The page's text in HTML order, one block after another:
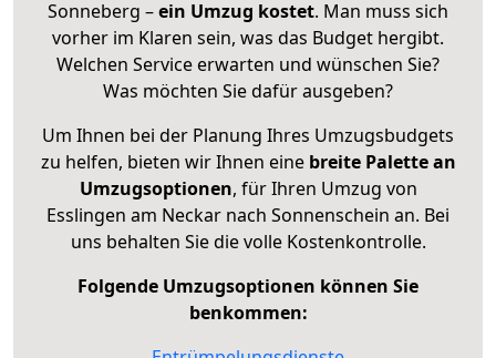
Sonneberg –ein Umzug kostet. Man muss sich
vorher im Klaren sein, was das Budget hergibt.
Welchen Service erwarten und wünschen Sie?
Was möchten Sie dafür ausgeben?
Um Ihnen bei der Planung Ihres Umzugsbudgets
zu helfen, bieten wir Ihnen eine breite Palette an
Umzugsoptionen, für Ihren Umzug von
Esslingen am Neckar nach Sonnenschein an. Bei
uns behalten Sie die volle Kostenkontrolle.
Folgende Umzugsoptionen können Sie
benkommen: